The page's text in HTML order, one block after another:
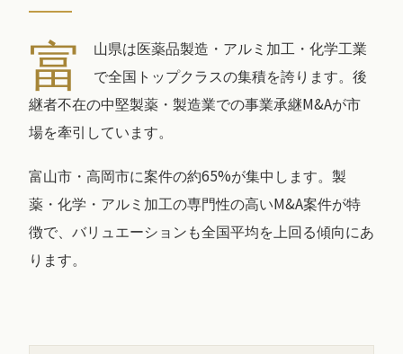
富
山県は医薬品製造・アルミ加工・化学工業
で全国トップクラスの集積を誇ります。後
継者不在の中堅製薬・製造業での事業承継M&Aが市
場を牽引しています。
富山市・高岡市に案件の約65%が集中します。製
薬・化学・アルミ加工の専門性の高いM&A案件が特
徴で、バリュエーションも全国平均を上回る傾向にあ
ります。